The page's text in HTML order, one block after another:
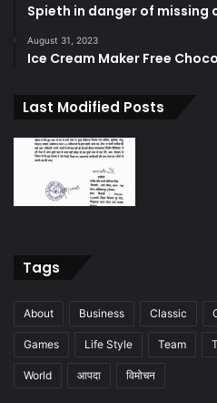
Spieth in danger of missing
August 31, 2023
Ice Cream Maker Free
Last Modified Posts
Tags
About Business Classic
Games Life Style Team
World आपदा विमोचन